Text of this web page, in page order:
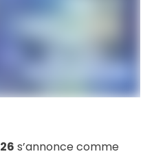
s’annonce comme